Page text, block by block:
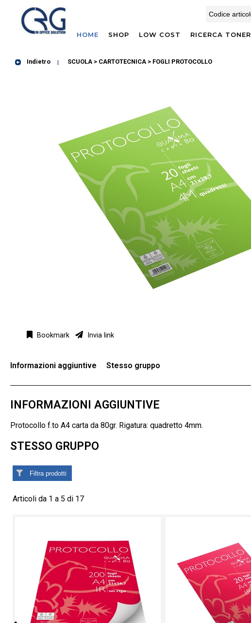
HOME SHOP LOW COST RICERCA TONER
Indietro SCUOLA > CARTOTECNICA> FOGLI PROTOCOLLO
Bookmark Invia link
Informazioni aggiuntive Stesso gruppo
INFORMAZIONI AGGIUNTIVE
Protocollo f.to A4 carta da 80gr. Rigatura: quadretto 4mm.
STESSO GRUPPO
Filtra prodotti
Articoli da 1 a 5 di 17